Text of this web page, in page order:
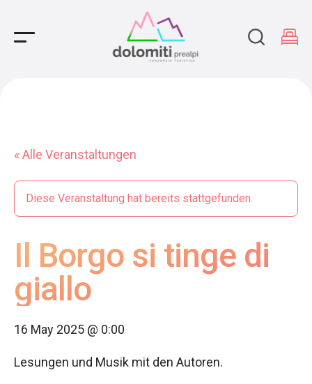
Main Navigation
« Alle Veranstaltungen
Diese Veranstaltung hat bereits stattgefunden.
Il Borgo si tinge di
giallo
16 May 2025 @ 0:00
Lesungen und Musik mit den Autoren.